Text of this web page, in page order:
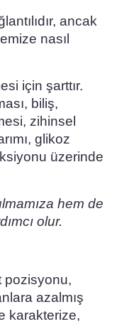
ancak
nasıl
için şarttır.
biliş,
zihinsel
glikoz
üzerinde
hem de
olur.
pozisyonu,
azalmış
karakterize,